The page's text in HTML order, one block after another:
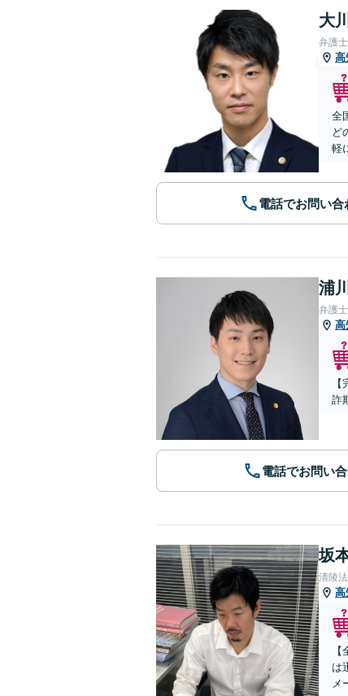
大
弁護
高
全
ど
軽
電話でお問い合
浦
弁護
高
詐
電話でお問い
坂
清陵
高
は
メ